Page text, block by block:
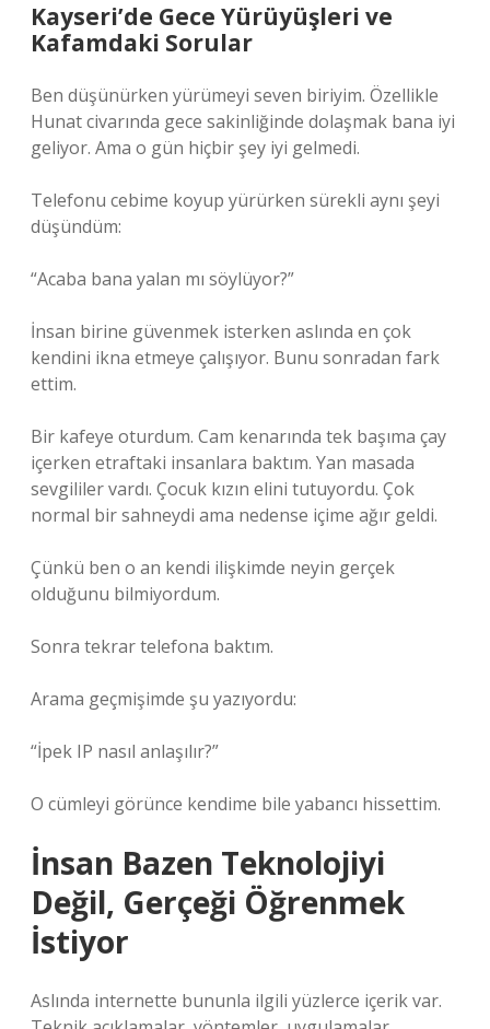
Kayseri’de Gece Yürüyüşleri ve
Kafamdaki Sorular
Ben düşünürken yürümeyi seven biriyim. Özellikle
Hunat civarında gece sakinliğinde dolaşmak bana iyi
geliyor. Ama o gün hiçbir şey iyi gelmedi.
Telefonu cebime koyup yürürken sürekli aynı şeyi
düşündüm:
“Acaba bana yalan mı söylüyor?”
İnsan birine güvenmek isterken aslında en çok
kendini ikna etmeye çalışıyor. Bunu sonradan fark
ettim.
Bir kafeye oturdum. Cam kenarında tek başıma çay
içerken etraftaki insanlara baktım. Yan masada
sevgililer vardı. Çocuk kızın elini tutuyordu. Çok
normal bir sahneydi ama nedense içime ağır geldi.
Çünkü ben o an kendi ilişkimde neyin gerçek
olduğunu bilmiyordum.
Sonra tekrar telefona baktım.
Arama geçmişimde şu yazıyordu:
“İpek IP nasıl anlaşılır?”
O cümleyi görünce kendime bile yabancı hissettim.
İnsan Bazen Teknolojiyi
Değil, Gerçeği Öğrenmek
İstiyor
Aslında internette bununla ilgili yüzlerce içerik var.